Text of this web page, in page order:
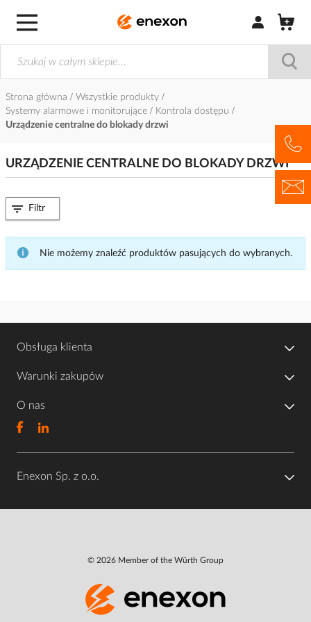
Zaloguj się /
Strona główna
Wszystkie produkty
Systemy alarmowe i monitorujące
Kontrola dostępu
Urządzenie centralne do blokady drzwi
URZĄDZENIE CENTRALNE DO BLOKADY DRZWI
Nie możemy znaleźć produktów pasujących do wybranych.
Filtr
Obsługa klienta
Warunki zakupów
O nas
Enexon Sp. z o.o.
© 2026 Member of the Würth Group